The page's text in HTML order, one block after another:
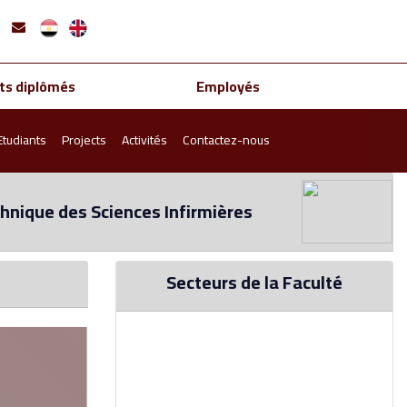
diplômés Employés
Projects Activités Contactez-nous
des Sciences Infirmières
Secteurs de la Faculté